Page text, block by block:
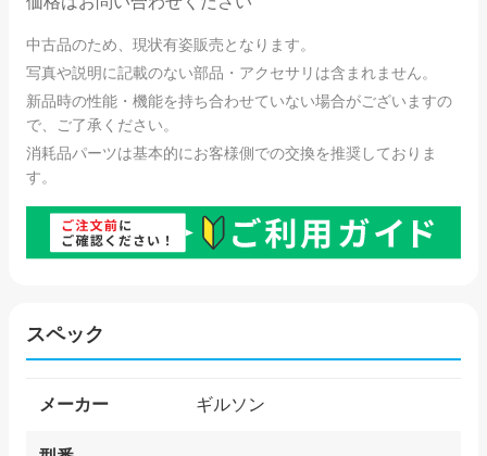
中古品のため、現状有姿販売となります。
写真や説明に記載のない部品・アクセサリは含まれません。
新品時の性能・機能を持ち合わせていない場合がございますの
で、ご了承ください。
消耗品パーツは基本的にお客様側での交換を推奨しておりま
す。
スペック
メーカー ギルソン